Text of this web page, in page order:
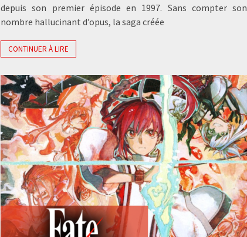
depuis son premier épisode en 1997. Sans compter son
nombre hallucinant d’opus, la saga créée
CONTINUER À LIRE